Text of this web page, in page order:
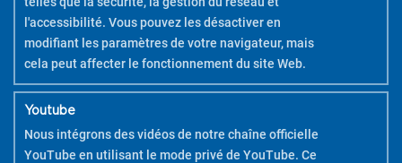
l'accessibilité. Vous pouvez les désactiver en
modifiant les paramètres de votre navigateur, mais
cela peut affecter le fonctionnement du site Web.
Youtube
Nous intégrons des vidéos de notre chaîne officielle
YouTube en utilisant le mode privé de YouTube. Ce